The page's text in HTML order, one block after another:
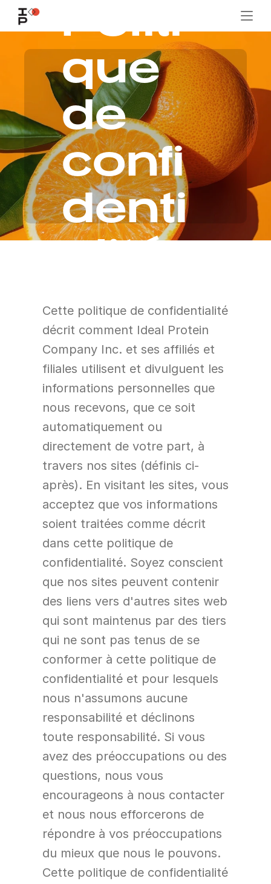
Politi
que
de
confi
denti
alité
Cette politique de confidentialité
décrit comment Ideal Protein
Company Inc. et ses affiliés et
filiales utilisent et divulguent les
informations personnelles que
nous recevons, que ce soit
automatiquement ou
directement de votre part, à
travers nos sites (définis ci-
après). En visitant les sites, vous
acceptez que vos informations
soient traitées comme décrit
dans cette politique de
confidentialité. Soyez conscient
que nos sites peuvent contenir
des liens vers d'autres sites web
qui sont maintenus par des tiers
qui ne sont pas tenus de se
conformer à cette politique de
confidentialité et pour lesquels
nous n'assumons aucune
responsabilité et déclinons
toute responsabilité. Si vous
avez des préoccupations ou des
questions, nous vous
encourageons à nous contacter
et nous nous efforcerons de
répondre à vos préoccupations
du mieux que nous le pouvons.
Cette politique de confidentialité